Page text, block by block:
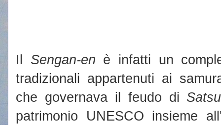
Il Sengan-en è infatti un
tradizionali appartenuti ai
che governava il feudo di
patrimonio UNESCO insieme